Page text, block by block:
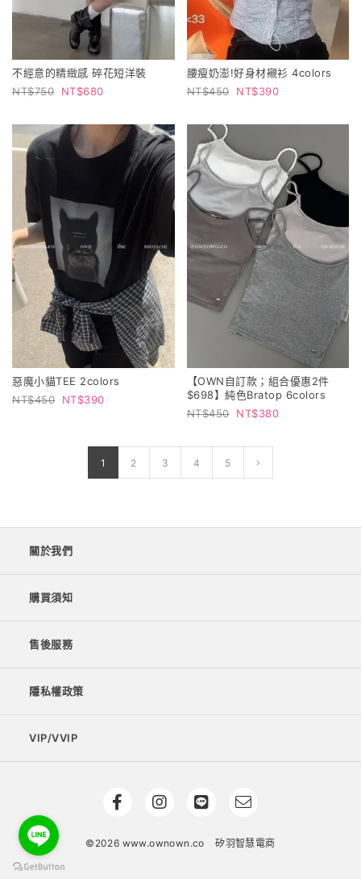
不經意的精緻感 碎花短洋裝
750
680
腰瘦奶澎!好身材襯衫 4colors
450
390
惡魔小貓TEE 2colors
450
390
【OWN自訂款；組合優惠2件
$698】純色Bratop 6colors
450
380
1 2 3 4 5
關於我們
購買須知
售後服務
隱私權政策
VIP/VVIP
©2026 www.ownown.co 矽羽智慧電商